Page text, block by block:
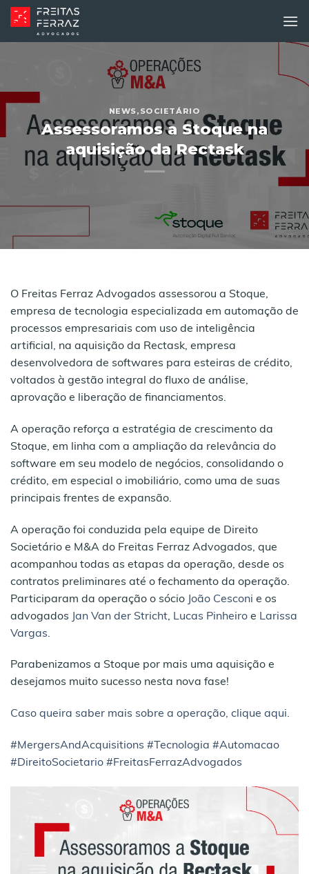
Skip
to
content
NEWS, SOCIETÁRIO
Assessoramos a Stoque na
aquisição da Rectask
O Freitas Ferraz Advogados assessorou a Stoque,
empresa de tecnologia especializada em automação de
processos empresariais com uso de inteligência
artificial, na aquisição da Rectask, empresa
desenvolvedora de softwares para esteiras de crédito,
voltados à gestão integral do fluxo de análise,
aprovação e liberação de financiamentos.
A operação reforça a estratégia de crescimento da
Stoque, em linha com a ampliação da relevância do
software em seu modelo de negócios, consolidando o
crédito, em especial o imobiliário, como uma de suas
principais frentes de expansão.
A operação foi conduzida pela equipe de Direito
Societário e M&A do Freitas Ferraz Advogados, que
acompanhou todas as etapas da operação, desde os
contratos preliminares até o fechamento da operação.
Participaram da operação o sócio João Cesconi e os
advogados
Jan Van der Stricht, Lucas Pinheiro e Larissa
Vargas.
Parabenizamos a Stoque por mais uma aquisição e
desejamos muito sucesso nesta nova fase!
Caso queira saber mais sobre a operação, clique aqui.
#MergersAndAcquisitions #Tecnologia #Automacao
#DireitoSocietario #FreitasFerrazAdvogados